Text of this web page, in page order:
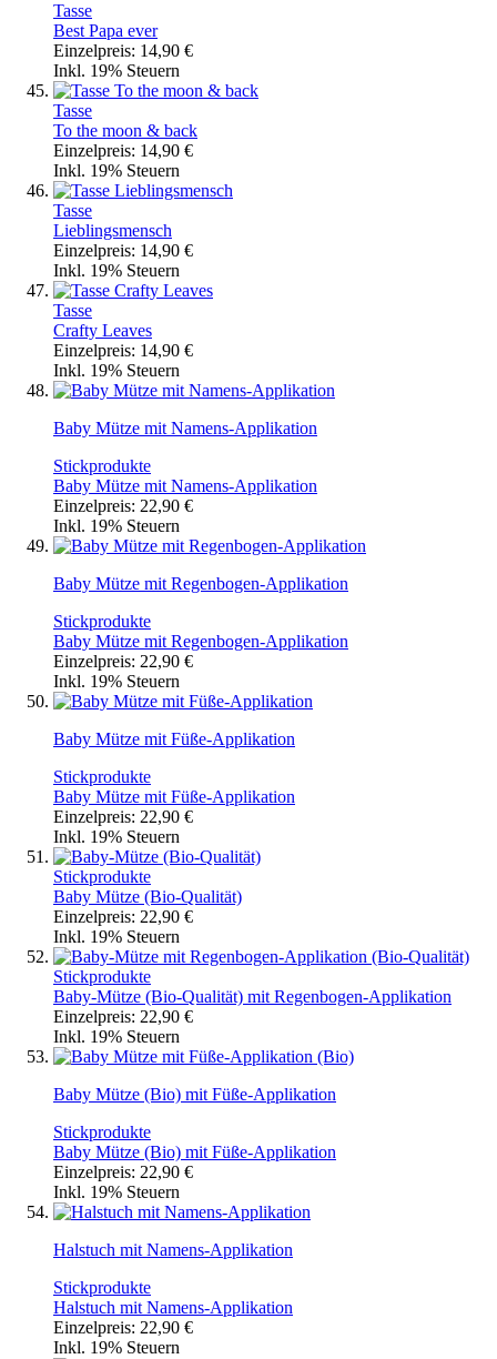
Tasse
Best Papa ever
Einzelpreis: 14,90 €
Inkl. 19% Steuern
Tasse
To the moon & back
Einzelpreis: 14,90 €
Inkl. 19% Steuern
Tasse
Lieblingsmensch
Einzelpreis: 14,90 €
Inkl. 19% Steuern
Tasse
Crafty Leaves
Einzelpreis: 14,90 €
Inkl. 19% Steuern
Baby Mütze mit Namens-Applikation
Stickprodukte
Baby Mütze mit Namens-Applikation
Einzelpreis: 22,90 €
Inkl. 19% Steuern
Baby Mütze mit Regenbogen-Applikation
Stickprodukte
Baby Mütze mit Regenbogen-Applikation
Einzelpreis: 22,90 €
Inkl. 19% Steuern
Baby Mütze mit Füße-Applikation
Stickprodukte
Baby Mütze mit Füße-Applikation
Einzelpreis: 22,90 €
Inkl. 19% Steuern
Stickprodukte
Baby Mütze (Bio-Qualität)
Einzelpreis: 22,90 €
Inkl. 19% Steuern
Stickprodukte
Baby-Mütze (Bio-Qualität) mit Regenbogen-Applikation
Einzelpreis: 22,90 €
Inkl. 19% Steuern
Baby Mütze (Bio) mit Füße-Applikation
Stickprodukte
Baby Mütze (Bio) mit Füße-Applikation
Einzelpreis: 22,90 €
Inkl. 19% Steuern
Halstuch mit Namens-Applikation
Stickprodukte
Halstuch mit Namens-Applikation
Einzelpreis: 22,90 €
Inkl. 19% Steuern